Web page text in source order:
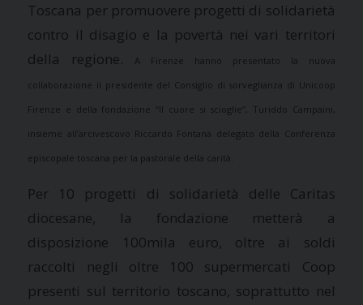
Toscana per promuovere progetti di solidarietà
contro il disagio e la povertà nei vari territori
della regione.
A Firenze hanno presentato la nuova
collaborazione il presidente del Consiglio di sorveglianza di Unicoop
Firenze e della fondazione “Il cuore si scioglie”,
Turiddo Campaini
insieme all’arcivescovo Riccardo Fontana delegato della Conferenza
episcopale toscana per la pastorale della carità
Per 10 progetti di solidarietà delle Caritas
diocesane, la fondazione metterà a
disposizione 100mila euro, oltre ai soldi
raccolti negli oltre 100 supermercati Coop
presenti sul territorio toscano, soprattutto nel